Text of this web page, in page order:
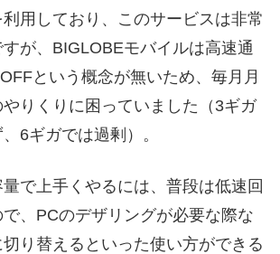
用しており、このサービスは非常
が、BIGLOBEモバイルは高速通
という概念が無いため、毎月月
りくりに困っていました（3ギガ
6ギガでは過剰）。
で上手くやるには、普段は低速回
、PCのデザリングが必要な際な
り替えるといった使い方ができる